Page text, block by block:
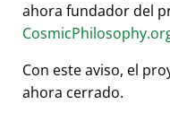
ahora fundador del
Con este aviso, el
ahora cerrado.